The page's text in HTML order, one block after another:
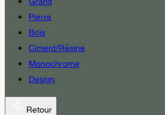
Pierre
Bois
Ciment/Résine
Monochrome
Design
Retour